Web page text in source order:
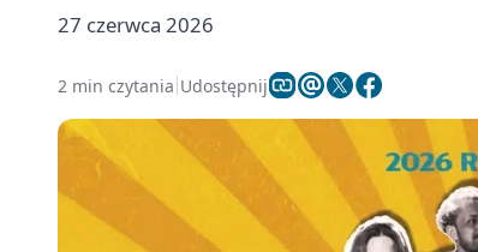
27 czerwca 2026
2 min czytania Udostępnij